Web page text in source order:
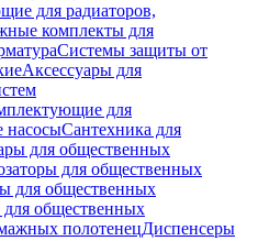
для радиаторов,
комплекты для
Системы защиты от
Аксессуары для
для
насосыСантехника для
для общественных
для общественных
для общественных
общественных
полотенецДиспенсеры